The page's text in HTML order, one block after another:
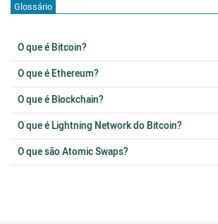
Glossário
O que é Bitcoin?
O que é Ethereum?
O que é Blockchain?
O que é Lightning Network do Bitcoin?
O que são Atomic Swaps?